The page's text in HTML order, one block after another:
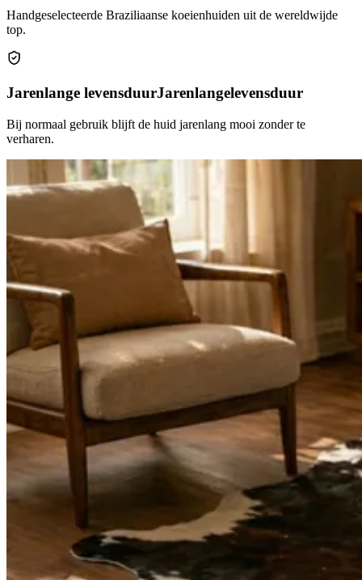
Handgeselecteerde Braziliaanse koeienhuiden uit de wereldwijde
top.
Jarenlange levensduurJarenlangelevensduur
Bij normaal gebruik blijft de huid jarenlang mooi zonder te
verharen.